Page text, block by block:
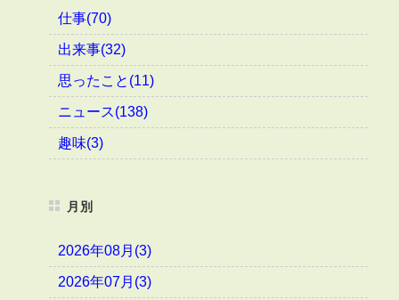
仕事(70)
出来事(32)
思ったこと(11)
ニュース(138)
趣味(3)
月別
2026年08月(3)
2026年07月(3)